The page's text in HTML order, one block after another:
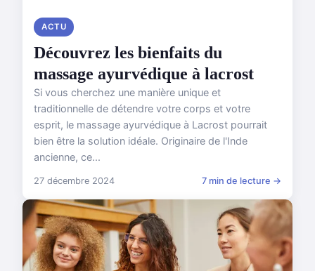
ACTU
Découvrez les bienfaits du
massage ayurvédique à lacrost
Si vous cherchez une manière unique et
traditionnelle de détendre votre corps et votre
esprit, le massage ayurvédique à Lacrost pourrait
bien être la solution idéale. Originaire de l'Inde
ancienne, ce...
27 décembre 2024 7 min de lecture →